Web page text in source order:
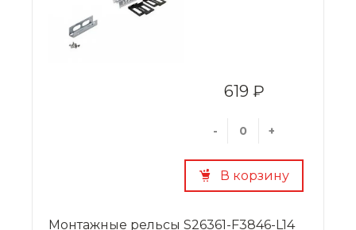
619 ₽
- +
В корзину
Монтажные рельсы S26361-F3846-L14